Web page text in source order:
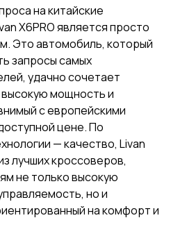
на китайские
X6PRO является просто
Это автомобиль, который
запросы самых
удачно сочетает
мощность и
с европейскими
цене. По
— качество, Livan
лучших кроссоверов,
не только высокую
но и
на комфорт и